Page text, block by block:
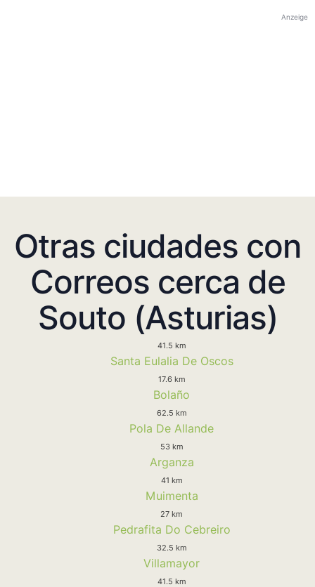
Anzeige
Otras ciudades con
Correos cerca de
Souto (Asturias)
41.5 km
Santa Eulalia De Oscos
17.6 km
Bolaño
62.5 km
Pola De Allande
53 km
Arganza
41 km
Muimenta
27 km
Pedrafita Do Cebreiro
32.5 km
Villamayor
41.5 km